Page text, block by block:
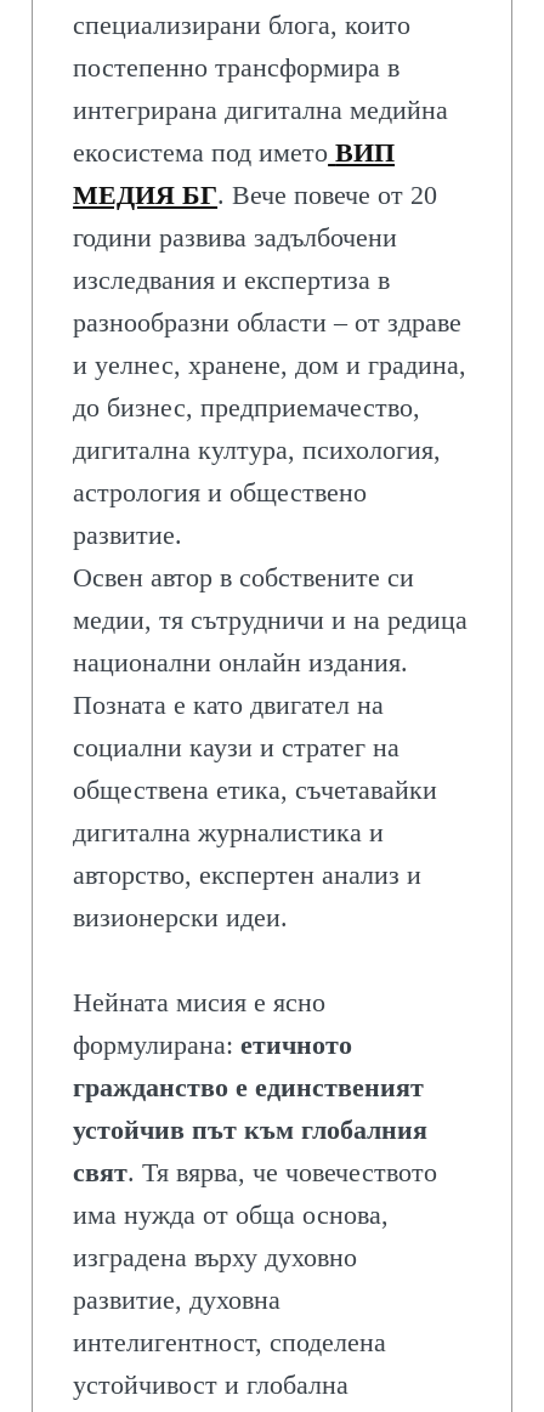
специализирани блога, които
постепенно трансформира в
интегрирана дигитална медийна
екосистема под името ВИП
МЕДИЯ БГ. Вече повече от 20
години развива задълбочени
изследвания и експертиза в
разнообразни области – от здраве
и уелнес, хранене, дом и градина,
до бизнес, предприемачество,
дигитална култура, психология,
астрология и обществено
развитие.
Освен автор в собствените си
медии, тя сътрудничи и на редица
национални онлайн издания.
Позната е като двигател на
социални каузи и стратег на
обществена етика, съчетавайки
дигитална журналистика и
авторство, експертен анализ и
визионерски идеи.
Нейната мисия е ясно
формулирана:етичното
гражданство е единственият
устойчив път към глобалния
свят. Тя вярва, че човечеството
има нужда от обща основа,
изградена върху духовно
развитие, духовна
интелигентност, споделена
устойчивост и глобална